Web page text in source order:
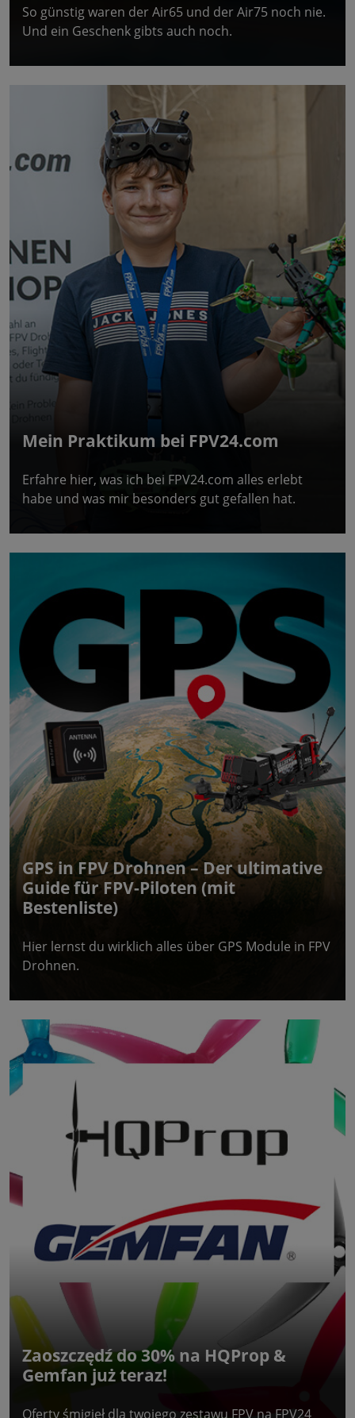
So günstig waren der Air65 und der Air75 noch nie.
Und ein Geschenk gibts auch noch.
Mein Praktikum bei FPV24.com
Erfahre hier, was ich bei FPV24.com alles erlebt
habe und was mir besonders gut gefallen hat.
GPS in FPV Drohnen – Der ultimative
Guide für FPV-Piloten (mit
Bestenliste)
Hier lernst du wirklich alles über GPS Module in FPV
Drohnen.
Zaoszczędź do 30% na HQProp &
Gemfan już teraz!
Oferty śmigieł dla twojego zestawu FPV na FPV24